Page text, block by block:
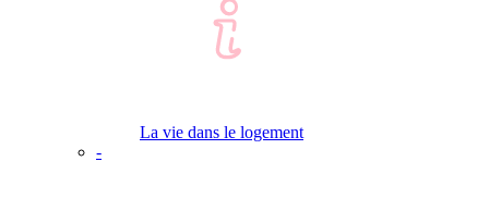
La vie dans le logement
-